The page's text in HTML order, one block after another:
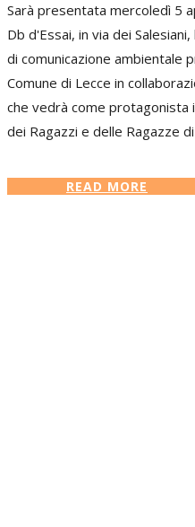
Sarà presentata mercoledì 5
Db d'Essai, in via dei
di comunicazione ambientale
Comune di Lecce in
che vedrà come protagonista
dei Ragazzi e delle Ragazze di
READ MORE